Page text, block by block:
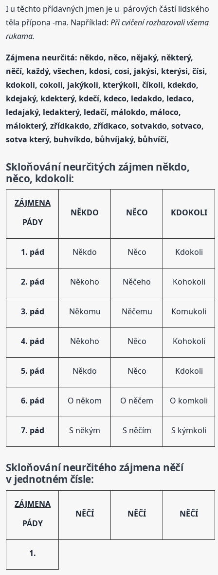
I u těchto přídavných jmen je u párových částí lidského
těla přípona -ma. Například:Při cvičení rozhazovali všema
rukama.
Zájmena neurčitá: někdo, něco, nějaký, některý,
něčí, každý, všechen, kdosi, cosi, jakýsi, kterýsi, čísi,
kdokoli, cokoli, jakýkoli, kterýkoli, číkoli, kdekdo,
kdejaký, kdekterý, kdečí, kdeco, ledakdo, ledaco,
ledajaký, ledakterý, ledačí, málokdo, máloco,
málokterý, zřídkakdo, zřídkaco, sotvakdo, sotvaco,
sotva který, buhvíkdo, bůhvíjaký, bůhvíčí,
Skloňováníneurčitých zájmen někdo,
něco, kdokoli:
ZÁJMENA
PÁDY
NĚKDO NĚCO KDOKOLI
1. pád Někdo Něco Kdokoli
2. pád Někoho Něčeho Kohokoli
3. pád Někomu Něčemu Komukoli
4. pád Někoho Něco Kohokoli
5. pád Někdo Něco Kdokoli
6. pád O někom O něčem O komkoli
7. pád S někým S něčím S kýmkoli
Skloňováníneurčitého zájmena něčí
v jednotném čísle:
ZÁJMENA
PÁDY
NĚČÍ NĚČÍ NĚČÍ
1.